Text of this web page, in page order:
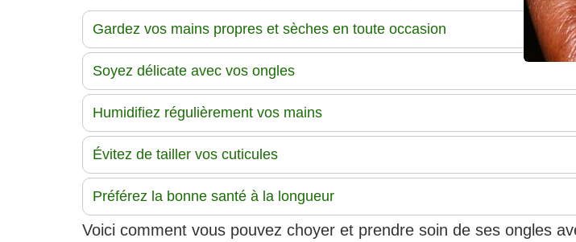
Gardez vos mains propres et sèches en toute occasion
Soyez délicate avec vos ongles
Humidifiez régulièrement vos mains
Évitez de tailler vos cuticules
Préférez la bonne santé à la longueur
Voici comment vous pouvez choyer et prendre soin de ses ongles